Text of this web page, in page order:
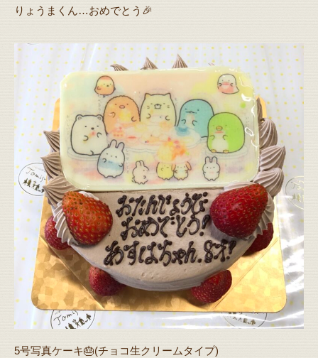
りょうまくん…おめでとう🎉
5号写真ケーキ🎂(チョコ生クリームタイプ)